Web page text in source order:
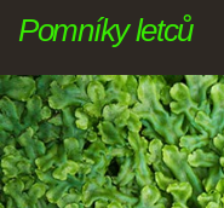
Pomníky letců